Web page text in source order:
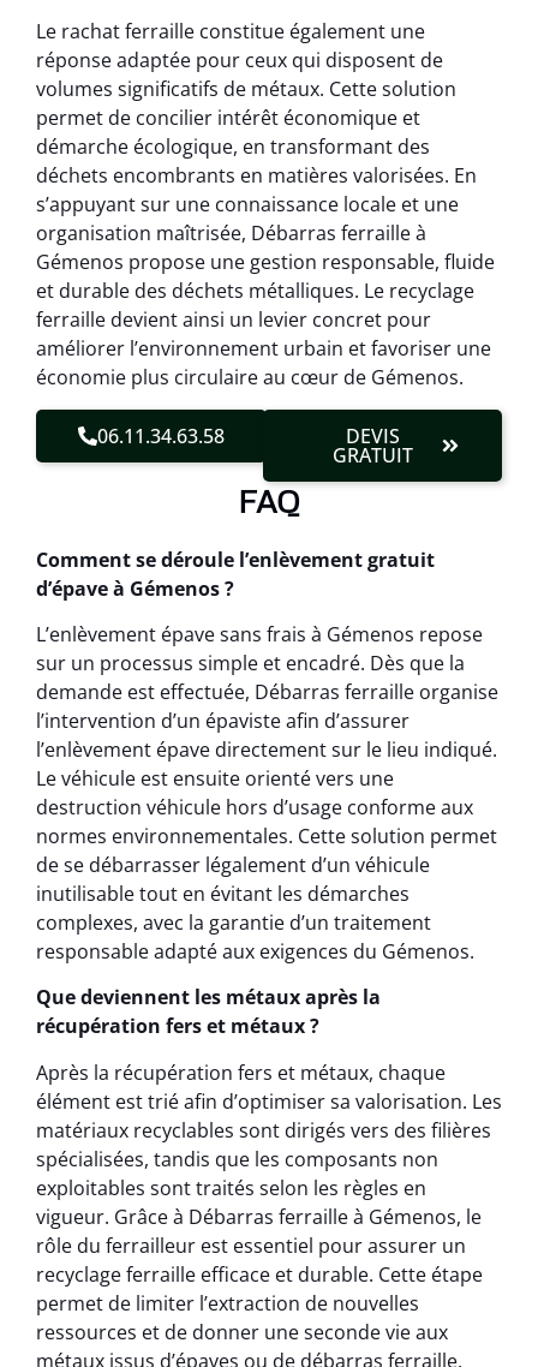
Le rachat ferraille constitue également une
réponse adaptée pour ceux qui disposent de
volumes significatifs de métaux. Cette solution
permet de concilier intérêt économique et
démarche écologique, en transformant des
déchets encombrants en matières valorisées. En
s’appuyant sur une connaissance locale et une
organisation maîtrisée, Débarras ferraille à
Gémenos propose une gestion responsable, fluide
et durable des déchets métalliques. Le recyclage
ferraille devient ainsi un levier concret pour
améliorer l’environnement urbain et favoriser une
économie plus circulaire au cœur de Gémenos.
06.11.34.63.58 DEVIS
GRATUIT
FAQ
Comment se déroule l’enlèvement gratuit
d’épave à Gémenos ?
L’enlèvement épave sans frais à Gémenos repose
sur un processus simple et encadré. Dès que la
demande est effectuée, Débarras ferraille organise
l’intervention d’un épaviste afin d’assurer
l’enlèvement épave directement sur le lieu indiqué.
Le véhicule est ensuite orienté vers une
destruction véhicule hors d’usage conforme aux
normes environnementales. Cette solution permet
de se débarrasser légalement d’un véhicule
inutilisable tout en évitant les démarches
complexes, avec la garantie d’un traitement
responsable adapté aux exigences du Gémenos.
Que deviennent les métaux après la
récupération fers et métaux ?
Après la récupération fers et métaux, chaque
élément est trié afin d’optimiser sa valorisation. Les
matériaux recyclables sont dirigés vers des filières
spécialisées, tandis que les composants non
exploitables sont traités selon les règles en
vigueur. Grâce à Débarras ferraille à Gémenos, le
rôle du ferrailleur est essentiel pour assurer un
recyclage ferraille efficace et durable. Cette étape
permet de limiter l’extraction de nouvelles
ressources et de donner une seconde vie aux
métaux issus d’épaves ou de débarras ferraille.